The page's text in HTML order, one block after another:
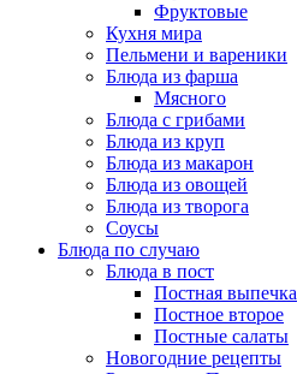
Фруктовые
Кухня мира
Пельмени и вареники
Блюда из фарша
Мясного
Блюда с грибами
Блюда из круп
Блюда из макарон
Блюда из овощей
Блюда из творога
Соусы
Блюда по случаю
Блюда в пост
Постная выпечка
Постное второе
Постные салаты
Новогодние рецепты